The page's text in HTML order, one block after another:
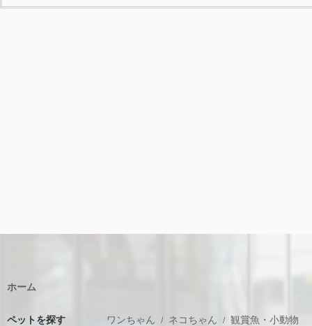
ホーム
ペットを探す ワンちゃん ネコちゃん 観賞魚・小動物